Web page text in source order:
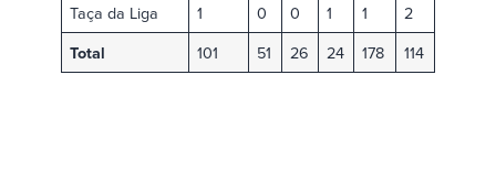
Taça da Liga 1 0 0 1 1
2
Total
101 51 26 24 178 114